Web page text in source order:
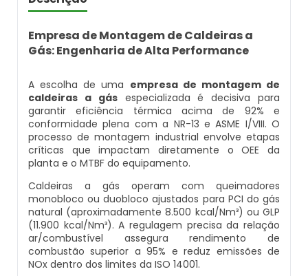
Caldeira Flamotubular Venda
Caldeira Flamotubular Vertical
Caldeira Fogotubular
Caldeira Fogotubular Horizontal
Caldeira Fogotubular Vertical
Caldeira Horizontal
Caldeira Industrial
Caldeira Industrial A Gás
Inspeção Caldeiras Vasos De Pressão
Inspeção De Caldeiras
Inspeção De Caldeiras A Vapor
Inspeção De Caldeiras E Vasos De Pressão
Inspeção De Caldeiras Flamotubulares
Inspeção De Caldeiras Preço
Inspeção De Caldeiras Profissional
Empresa De Montagem De Caldeiras Gás
Roca
Empresa Que Fazem Montagem De
Caldeiras
Empresas De Caldeiraria
Empresas De Caldeiraria E Montagem
Industrial
Empresas De Montagem De Caldeiras
Manutenção De Caldeiras
Caldeira A Vapor Industrial A Venda
Caldeira A Vapor Para Cozinha Industrial
Caldeira A Vapor Para Sauna
Caldeira A Vapor Pequena
Caldeira A Vapor Preço
Caldeira A Vapor Vertical
Caldeira De Vapor
Caldeira De Vapor A Gás
Caldeira A Gás Natural Preço
Caldeira A Gás Preço
Caldeira A Gás Roca
Caldeira A Gás Usada
Caldeira A Gás Vulcano
Caldeira De Aquecimento A Gás
Caldeira De Aquecimento Central A Gás
Caldeira Mural A Gás
Empresa de Montagem de Caldeiras a
Gás: Engenharia de Alta Performance
A escolha de uma empresa de montagem de
caldeiras a gásespecializada é decisiva para
garantir eficiência térmica acima de 92% e
conformidade plena com a NR-13 e ASME I/VIII. O
processo de montagem industrial envolve etapas
críticas que impactam diretamente o OEE da
planta e o MTBF do equipamento.
Caldeiras a gás operam com queimadores
monobloco ou duobloco ajustados para PCI do gás
natural (aproximadamente 8.500 kcal/Nm³) ou GLP
(11.900 kcal/Nm³). A regulagem precisa da relação
ar/combustível assegura rendimento de
combustão superior a 95% e reduz emissões de
NOx dentro dos limites da ISO 14001.